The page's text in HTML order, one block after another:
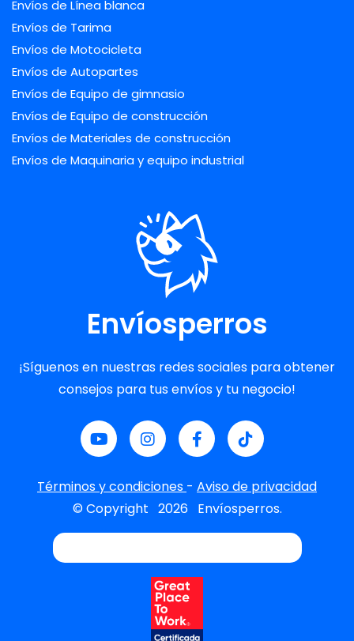
Envíos de Línea blanca
Envíos de Tarima
Envíos de Motocicleta
Envíos de Autopartes
Envíos de Equipo de gimnasio
Envíos de Equipo de construcción
Envíos de Materiales de construcción
Envíos de Maquinaria y equipo industrial
Envíosperros
¡Síguenos en nuestras redes sociales para obtener
consejos para tus envíos y tu negocio!
Términos y condiciones - Aviso de privacidad
© Copyright 2026 Envíosperros.